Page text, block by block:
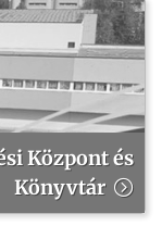
Központ és
Könyvtár